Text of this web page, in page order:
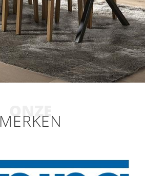
ONZE
MERKEN